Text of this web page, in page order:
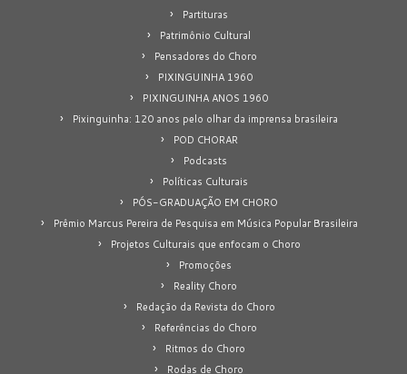
Partituras
Patrimônio Cultural
Pensadores do Choro
PIXINGUINHA 1960
PIXINGUINHA ANOS 1960
Pixinguinha: 120 anos pelo olhar da imprensa brasileira
POD CHORAR
Podcasts
Políticas Culturais
PÓS-GRADUAÇÃO EM CHORO
Prêmio Marcus Pereira de Pesquisa em Música Popular Brasileira
Projetos Culturais que enfocam o Choro
Promoções
Reality Choro
Redação da Revista do Choro
Referências do Choro
Ritmos do Choro
Rodas de Choro